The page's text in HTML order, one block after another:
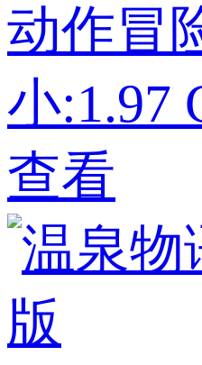
动作冒
小:1.97
查看